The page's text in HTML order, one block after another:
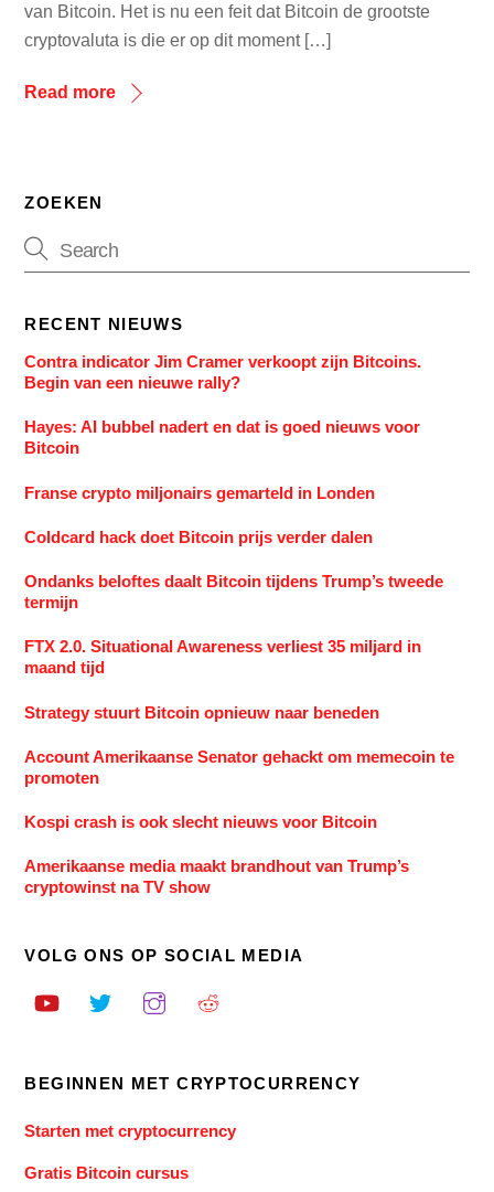
van Bitcoin. Het is nu een feit dat Bitcoin de grootste
cryptovaluta is die er op dit moment […]
Read more
ZOEKEN
RECENT NIEUWS
Contra indicator Jim Cramer verkoopt zijn Bitcoins.
Begin van een nieuwe rally?
Hayes: AI bubbel nadert en dat is goed nieuws voor
Bitcoin
Franse crypto miljonairs gemarteld in Londen
Coldcard hack doet Bitcoin prijs verder dalen
Ondanks beloftes daalt Bitcoin tijdens Trump’s tweede
termijn
FTX 2.0. Situational Awareness verliest 35 miljard in
maand tijd
Strategy stuurt Bitcoin opnieuw naar beneden
Account Amerikaanse Senator gehackt om memecoin te
promoten
Kospi crash is ook slecht nieuws voor Bitcoin
Amerikaanse media maakt brandhout van Trump’s
cryptowinst na TV show
VOLG ONS OP SOCIAL MEDIA
BEGINNEN MET CRYPTOCURRENCY
Starten met cryptocurrency
Gratis Bitcoin cursus